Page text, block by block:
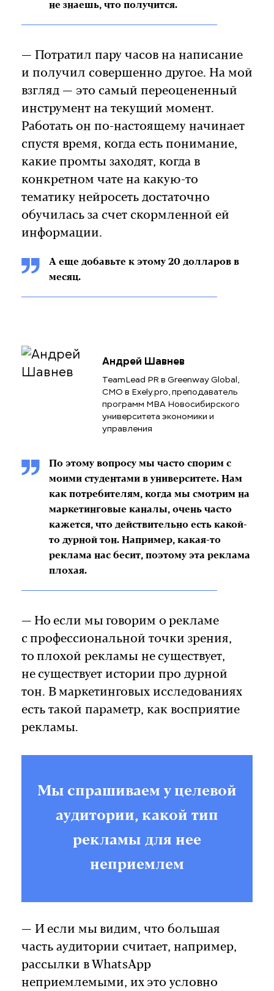
не знаешь, что получится.
— Потратил пару часов на написание
и получил совершенно другое. На мой
взгляд — это самый переоцененный
инструмент на текущий момент.
Работать он по-настоящему начинает
спустя время, когда есть понимание,
какие промты заходят, когда в
конкретном чате на какую-то
тематику нейросеть достаточно
обучилась за счет скормленной ей
информации.
А еще добавьте к этому 20 долларов в
месяц.
Андрей Шавнев
TeamLead PR в Greenway Global,
CMO в Exely.pro, преподаватель
программ MBA Новосибирского
университета экономики и
управления
По этому вопросу мы часто спорим с
моими студентами в университете. Нам
как потребителям, когда мы смотрим на
маркетинговые каналы, очень часто
кажется, что действительно есть какой-
то дурной тон. Например, какая-то
реклама нас бесит, поэтому эта реклама
плохая.
— Но если мы говорим о рекламе
с профессиональной точки зрения,
то плохой рекламы не существует,
не существует истории про дурной
тон. В маркетинговых исследованиях
есть такой параметр, как восприятие
рекламы.
Мы спрашиваем у целевой
аудитории, какой тип
рекламы для нее
неприемлем
— И если мы видим, что большая
часть аудитории считает, например,
рассылки в WhatsApp
неприемлемыми, их это условно